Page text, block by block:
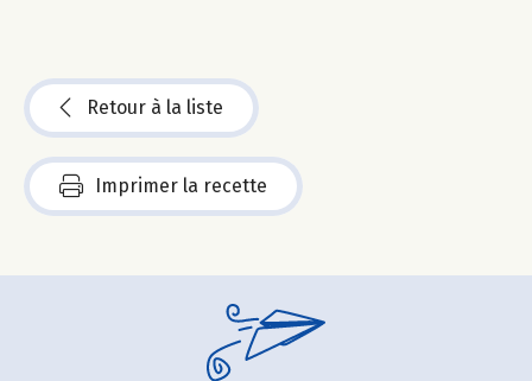
Retour à la liste
Imprimer la recette